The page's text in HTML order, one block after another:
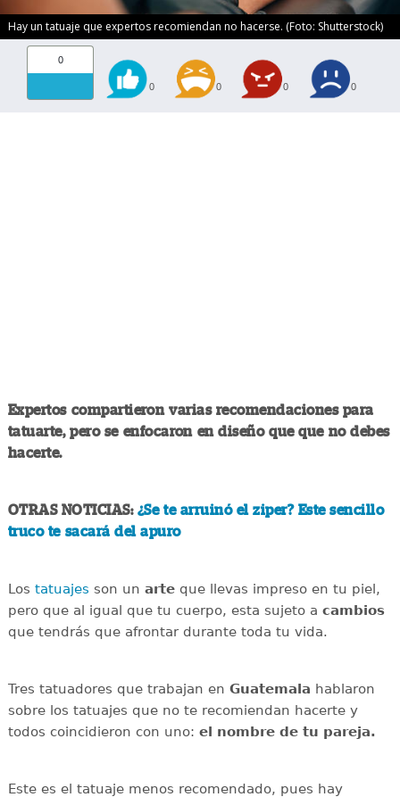
Hay un tatuaje que expertos recomiendan no hacerse. (Foto: Shutterstock)
0
0 0 0 0
Expertos compartieron varias recomendaciones para
tatuarte, pero se enfocaron en diseño que que no debes
hacerte.
OTRAS NOTICIAS: ¿Se te arruinó el ziper? Este sencillo
truco te sacará del apuro
Los tatuajes son un arteque llevas impreso en tu piel,
pero que al igual que tu cuerpo, esta sujeto a cambios
que tendrás que afrontar durante toda tu vida.
Tres tatuadores que trabajan en Guatemala hablaron
sobre los tatuajes que no te recomiendan hacerte y
todos coincidieron con uno: el nombre de tu pareja.
Este es el tatuaje menos recomendado, pues hay